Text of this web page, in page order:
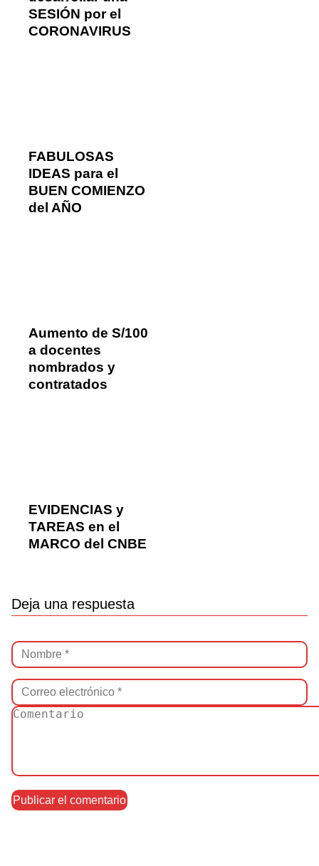
SESIÓN por el
CORONAVIRUS
FABULOSAS
IDEAS para el
BUEN COMIENZO
del AÑO
Aumento de S/100
a docentes
nombrados y
contratados
EVIDENCIAS y
TAREAS en el
MARCO del CNBE
Deja una respuesta